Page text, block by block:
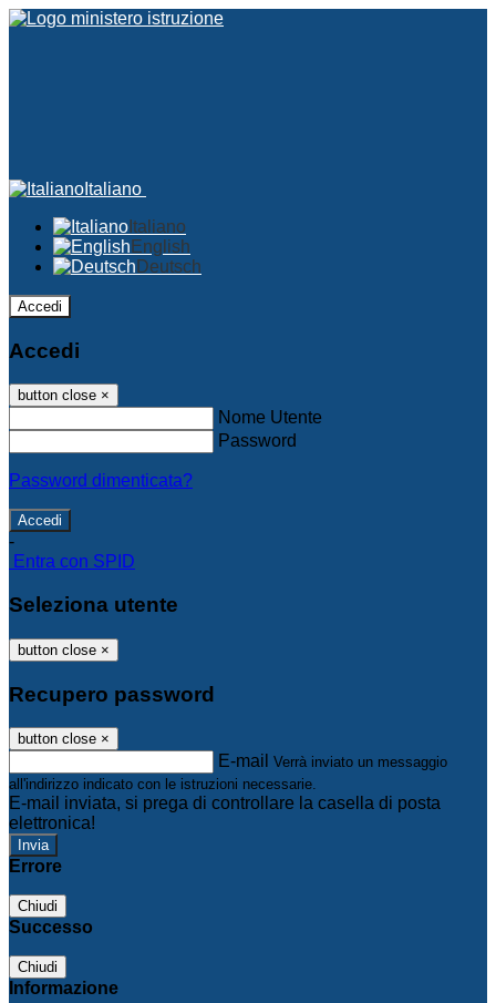
Italiano
Italiano
English
Deutsch
Accedi
Accedi
button close ×
Nome Utente
Password
Password dimenticata?
-
Entra con SPID
Seleziona utente
button close ×
Recupero password
button close ×
E-mail Verrà inviato un messaggio
all'indirizzo indicato con le istruzioni necessarie.
E-mail inviata, si prega di controllare la casella di posta
elettronica!
Errore
Chiudi
Successo
Chiudi
Informazione